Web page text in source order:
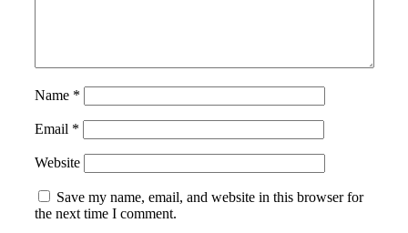
Name *
Email *
Website
Save my name, email, and website in this browser for
the next time I comment.